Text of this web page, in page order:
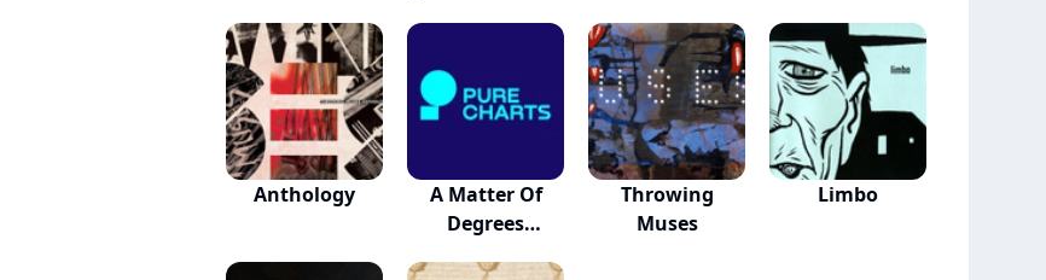
Anthology
A Matter Of
Degrees
Throwing
Muses
Limbo